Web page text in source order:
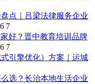
点｜吕梁法律服务企业
7
好？晋中教育培训品牌
7
引擎优化）方案｜运城
选？长治本地生活企业